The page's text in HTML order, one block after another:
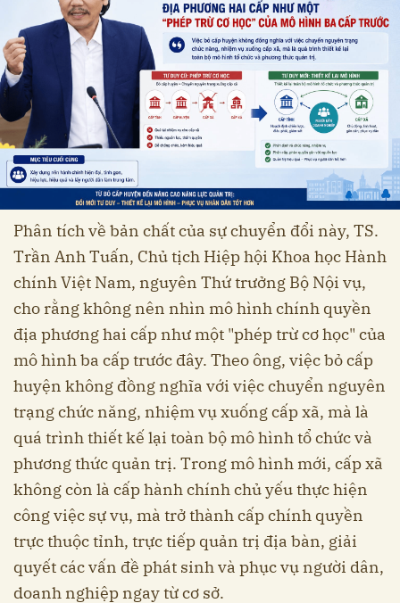
Phân tích về bản chất của sự chuyển đổi này, TS.
Trần Anh Tuấn, Chủ tịch Hiệp hội Khoa học Hành
chính Việt Nam, nguyên Thứ trưởng Bộ Nội vụ,
cho rằng không nên nhìn mô hình chính quyền
địa phương hai cấp như một "phép trừ cơ học" của
mô hình ba cấp trước đây. Theo ông, việc bỏ cấp
huyện không đồng nghĩa với việc chuyển nguyên
trạng chức năng, nhiệm vụ xuống cấp xã, mà là
quá trình thiết kế lại toàn bộ mô hình tổ chức và
phương thức quản trị. Trong mô hình mới, cấp xã
không còn là cấp hành chính chủ yếu thực hiện
công việc sự vụ, mà trở thành cấp chính quyền
trực thuộc tỉnh, trực tiếp quản trị địa bàn, giải
quyết các vấn đề phát sinh và phục vụ người dân,
doanh nghiệp ngay từ cơ sở.